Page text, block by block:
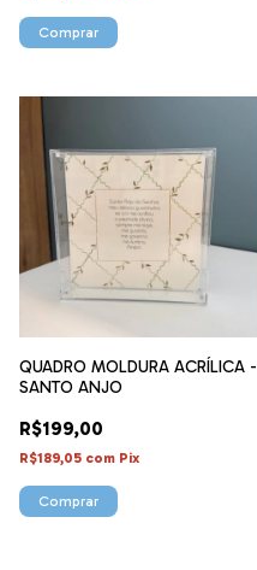
QUADRO MOLDURA ACRÍLICA -
SANTO ANJO
R$199,00
R$189,05 com Pix